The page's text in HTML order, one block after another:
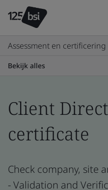
Assessment en certificering
Bekijk alles
Client
certificate
Check company, site
- Validation and